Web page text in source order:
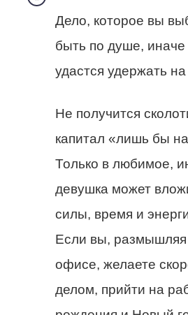
Дело, которое вы
быть по душе, иначе
удастся удержать на
Не получится
капитал «лишь бы
Только в любимое,
девушка может
силы, время и
Если вы,
офисе, желаете
делом, прийти на